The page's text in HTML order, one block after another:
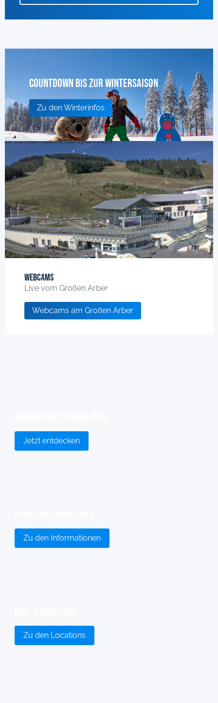
Countdown bis zur Wintersaison
Zu den Winterinfos
Webcams
Live vom Großen Arber
Webcams am Großen Arber
Jetzt entdecken
Zu den Informationen
Zu den Locations